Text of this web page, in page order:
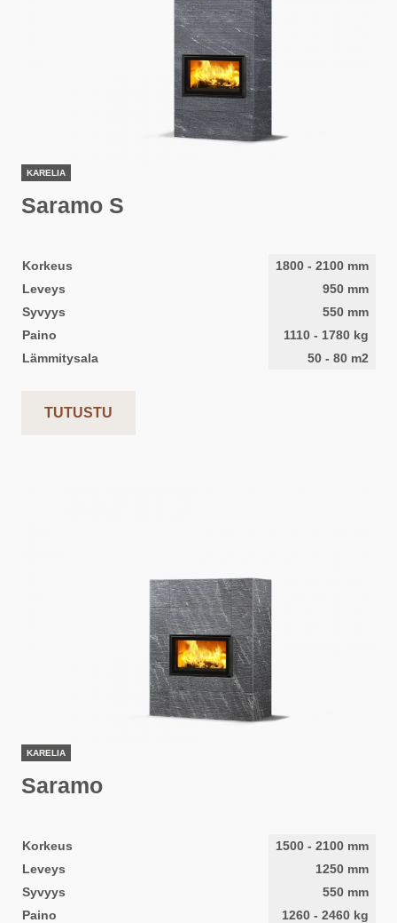
KARELIA
Saramo S
Korkeus 1800 - 2100 mm
Leveys
950 mm
Syvyys
550 mm
Paino
1110 - 1780 kg
Lämmitysala
50 - 80 m2
TUTUSTU
KARELIA
Saramo
Korkeus 1500 - 2100 mm
Leveys
1250 mm
Syvyys
550 mm
Paino
1260 - 2460 kg